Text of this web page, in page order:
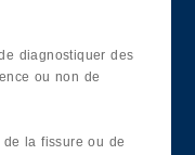
diagnostiquer des
ou non de
de la fissure ou de